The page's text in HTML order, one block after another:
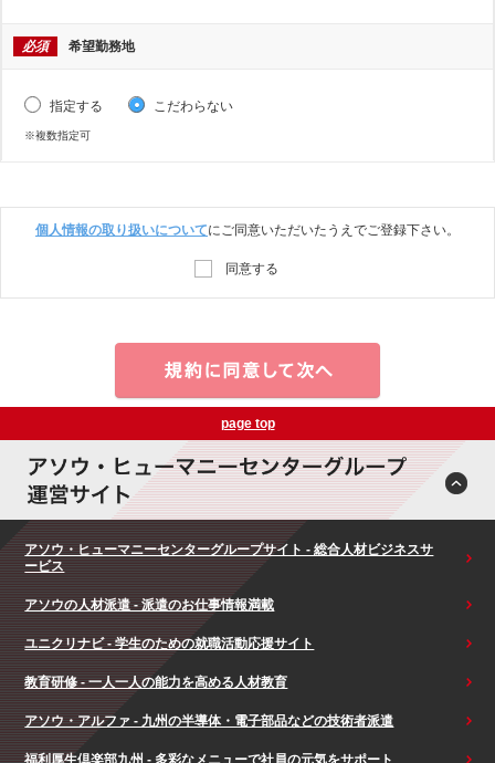
必須 希望勤務地
指定する こだわらない
※複数指定可
個人情報の取り扱いについてにご同意いただいたうえでご登録下さい。
同意する
page top
アソウ・ヒューマニーセンターグループサイト - 総合人材ビジネスサ
ービス
アソウの人材派遣 - 派遣のお仕事情報満載
ユニクリナビ - 学生のための就職活動応援サイト
教育研修 - 一人一人の能力を高める人材教育
アソウ・アルファ - 九州の半導体・電子部品などの技術者派遣
福利厚生倶楽部九州 - 多彩なメニューで社員の元気をサポート